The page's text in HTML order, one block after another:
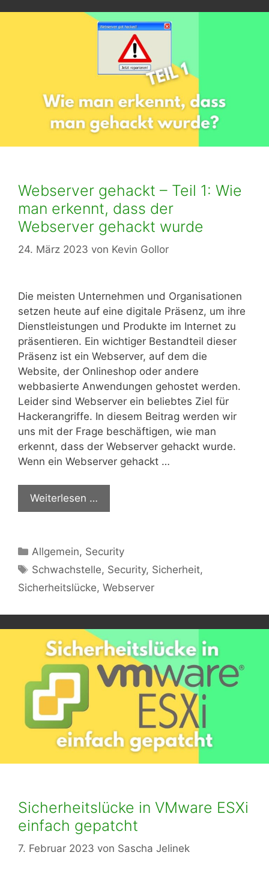
Webserver gehackt – Teil 1: Wie
man erkennt, dass der
Webserver gehackt wurde
24. März 2023 von Kevin Gollor
Die meisten Unternehmen und Organisationen
setzen heute auf eine digitale Präsenz, um ihre
Dienstleistungen und Produkte im Internet zu
präsentieren. Ein wichtiger Bestandteil dieser
Präsenz ist ein Webserver, auf dem die
Website, der Onlineshop oder andere
webbasierte Anwendungen gehostet werden.
Leider sind Webserver ein beliebtes Ziel für
Hackerangriffe. In diesem Beitrag werden wir
uns mit der Frage beschäftigen, wie man
erkennt, dass der Webserver gehackt wurde.
Wenn ein Webserver gehackt …
Weiterlesen …
Kategorien
Allgemein, Security
Schlagwörter
Schwachstelle, Security, Sicherheit,
Sicherheitslücke, Webserver
Sicherheitslücke in VMware ESXi
einfach gepatcht
7. Februar 2023 von Sascha Jelinek